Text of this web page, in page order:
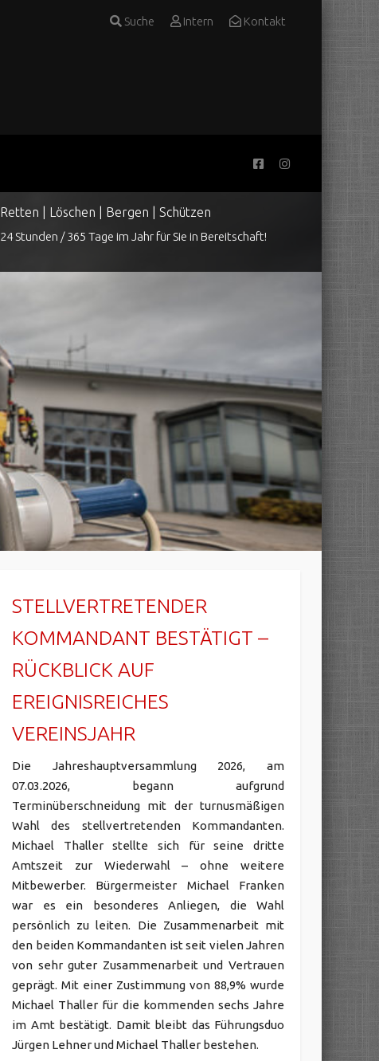
Suche Intern Kontakt
Retten | Löschen | Bergen | Schützen
24 Stunden / 365 Tage im Jahr für Sie in Bereitschaft!
STELLVERTRETENDER
KOMMANDANT BESTÄTIGT –
RÜCKBLICK AUF
EREIGNISREICHES
VEREINSJAHR
Die Jahreshauptversammlung 2026, am
07.03.2026, begann aufgrund
Terminüberschneidung mit der turnusmäßigen
Wahl des stellvertretenden Kommandanten.
Michael Thaller stellte sich für seine dritte
Amtszeit zur Wiederwahl – ohne weitere
Mitbewerber. Bürgermeister Michael Franken
war es ein besonderes Anliegen, die Wahl
persönlich zu leiten. Die Zusammenarbeit mit
den beiden Kommandanten ist seit vielen Jahren
von sehr guter Zusammenarbeit und Vertrauen
geprägt. Mit einer Zustimmung von 88,9% wurde
Michael Thaller für die kommenden sechs Jahre
im Amt bestätigt. Damit bleibt das Führungsduo
Jürgen Lehner und Michael Thaller bestehen.